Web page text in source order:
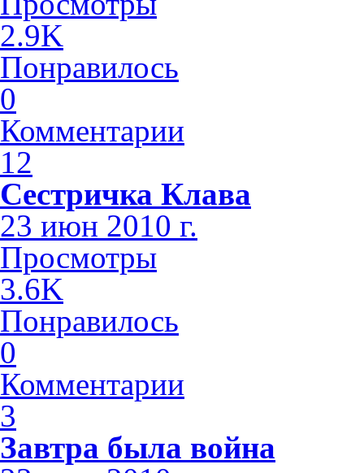
2.9K
Понравилось
0
Комментарии
12
Сестричка Клава
23 июн 2010 г.
Просмотры
3.6K
Понравилось
0
Комментарии
3
Завтра была война